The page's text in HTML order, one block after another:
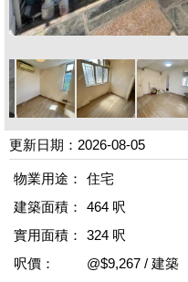
更新日期：2026-08-05
物業用途：
住宅
建築面積：
464 呎
實用面積：
324 呎
呎價：
@$9,267 / 建築